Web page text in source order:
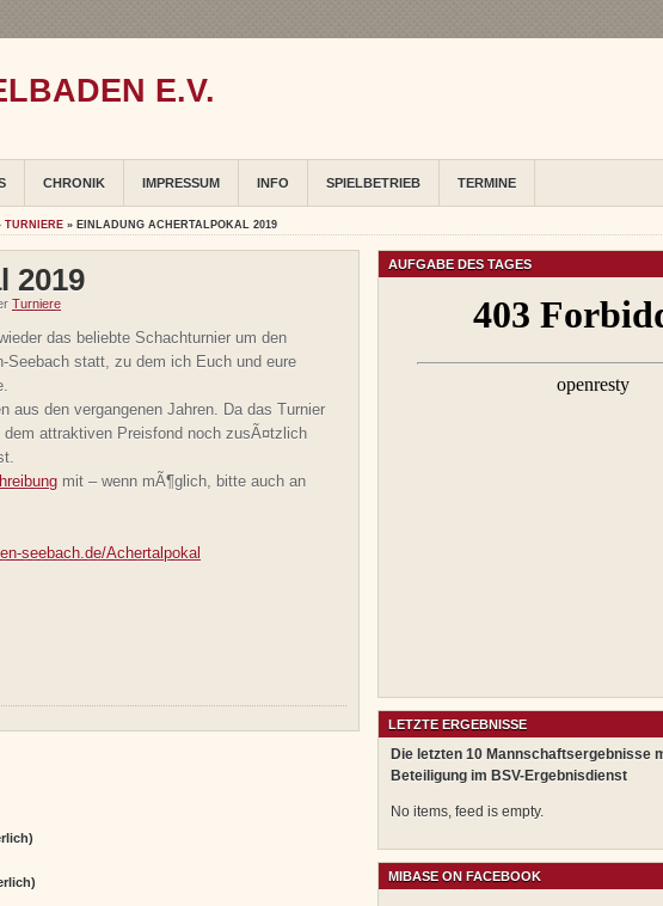
E.V.
CHRONIK IMPRESSUM INFO SPIELBETRIEB TERMINE
TURNIERE » EINLADUNG ACHERTALPOKAL 2019
2019
Turniere
das beliebte Schachturnier um den
Seebach statt, zu dem ich Euch und eure
aus den vergangenen Jahren. Da das Turnier
attraktiven Preisfond noch zusÃ¤tzlich
mit – wenn mÃ¶glich, bitte auch an
seebach.de/Achertalpokal
AUFGABE DES TAGES
LETZTE ERGEBNISSE
Die letzten 10 Mannschaftsergebnisse
Beteiligung im BSV-Ergebnisdienst
No items, feed is empty.
MIBASE ON FACEBOOK